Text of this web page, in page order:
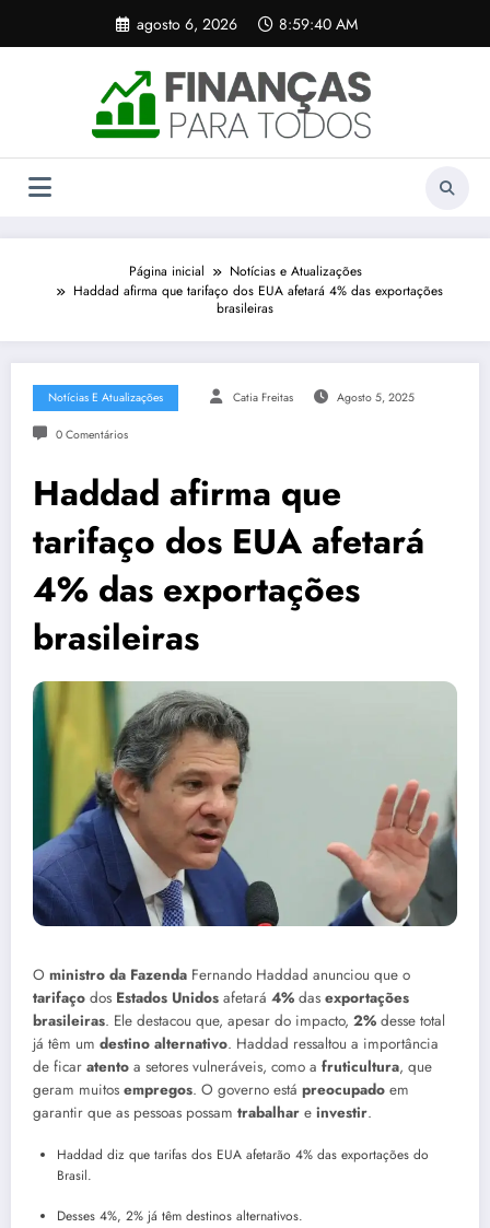
o
agosto 6, 2026 8:59:40 AM
Página inicial
Notícias e Atualizações
Haddad afirma que tarifaço dos EUA afetará 4% das exportações
brasileiras
Notícias E Atualizações Catia Freitas Agosto 5, 2025
0 Comentários
Haddad afirma que
tarifaço dos EUA afetará
4% das exportações
brasileiras
O ministro da Fazenda Fernando Haddad anunciou que o
tarifaço dos Estados Unidos afetará 4% das exportações
brasileiras. Ele destacou que, apesar do impacto, 2% desse total
já têm um destino alternativo. Haddad ressaltou a importância
de ficar atento a setores vulneráveis, como a fruticultura, que
geram muitos empregos. O governo está preocupado em
garantir que as pessoas possam trabalhar e investir.
Haddad diz que tarifas dos EUA afetarão 4% das exportações do
Brasil.
Desses 4%, 2% já têm destinos alternativos.